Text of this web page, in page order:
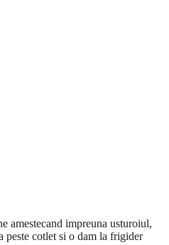
amestecand impreuna usturoiul,
peste cotlet si o dam la frigider